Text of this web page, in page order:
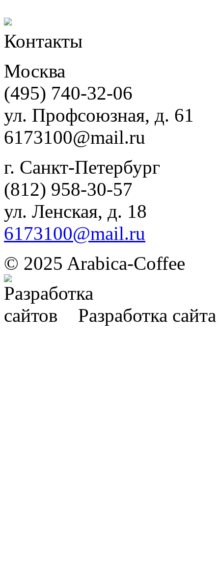
Контакты
Москва
(495) 740-32-06
ул. Профсоюзная, д. 61
6173100@mail.ru
г. Санкт-Петербург
(812) 958-30-57
ул. Ленская, д. 18
6173100@mail.ru
© 2025 Arabica-Coffee
Разработка